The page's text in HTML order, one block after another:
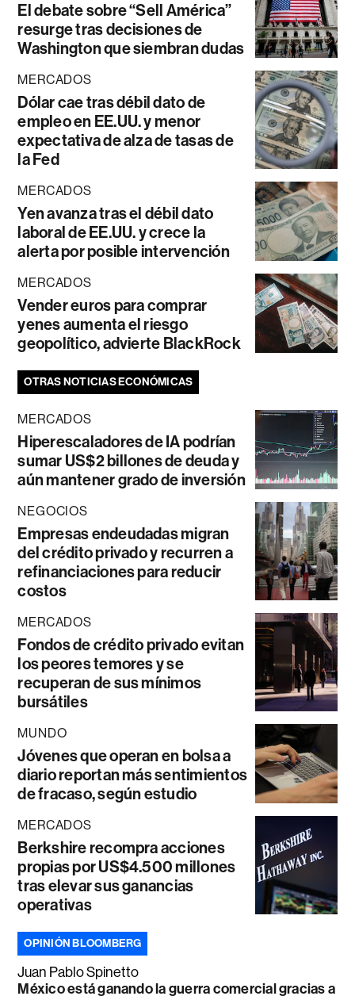
El debate sobre “Sell América”
resurge tras decisiones de
Washington que siembran dudas
MERCADOS
Dólar cae tras débil dato de
empleo en EE.UU. y menor
expectativa de alza de tasas de
la Fed
MERCADOS
Yen avanza tras el débil dato
laboral de EE.UU. y crece la
alerta por posible intervención
MERCADOS
Vender euros para comprar
yenes aumenta el riesgo
geopolítico, advierte BlackRock
OTRAS NOTICIAS ECONÓMICAS
MERCADOS
Hiperescaladores de IA podrían
sumar US$2 billones de deuda y
aún mantener grado de inversión
NEGOCIOS
Empresas endeudadas migran
del crédito privado y recurren a
refinanciaciones para reducir
costos
MERCADOS
Fondos de crédito privado evitan
los peores temores y se
recuperan de sus mínimos
bursátiles
MUNDO
Jóvenes que operan en bolsa a
diario reportan más sentimientos
de fracaso, según estudio
MERCADOS
Berkshire recompra acciones
propias por US$4.500 millones
tras elevar sus ganancias
operativas
OPINIÓN BLOOMBERG
Juan Pablo Spinetto
México está ganando la guerra comercial gracias a